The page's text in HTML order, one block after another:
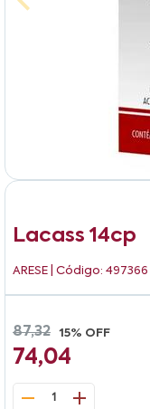
Lacass 14cp
ARESE | Código:
87,32 15% OFF
74,04
1